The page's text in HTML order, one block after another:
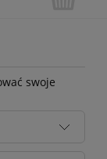
swoje